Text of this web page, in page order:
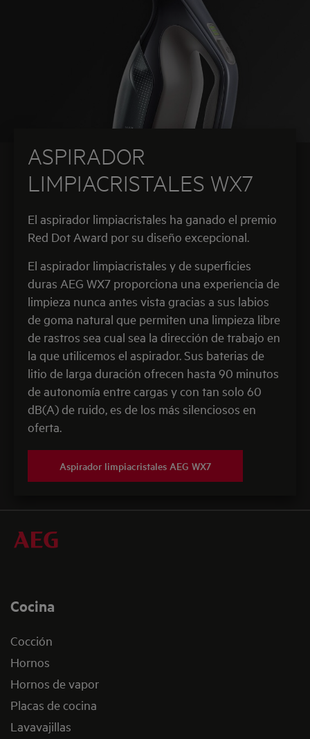
ASPIRADOR
LIMPIACRISTALES WX7
El aspirador limpiacristales ha ganado el premio
Red Dot Award por su diseño excepcional.
El aspirador limpiacristales y de superficies
duras AEG WX7 proporciona una experiencia de
limpieza nunca antes vista gracias a sus labios
de goma natural que permiten una limpieza libre
de rastros sea cual sea la dirección de trabajo en
la que utilicemos el aspirador. Sus baterias de
litio de larga duración ofrecen hasta 90 minutos
de autonomía entre cargas y con tan solo 60
dB(A) de ruido, es de los más silenciosos en
oferta.
Aspirador limpiacristales AEG WX7
Cocina
Cocción
Hornos
Hornos de vapor
Placas de cocina
Lavavajillas